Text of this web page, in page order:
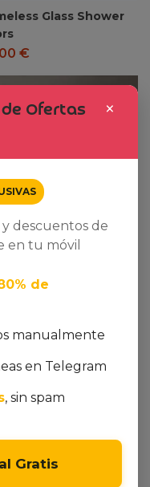
Glass Shower
€
Añadir al carrito
Style Satin with
Printing
×
Ofertas
descuentos de
en tu móvil
de
manualmente
en Telegram
, sin spam
Gratis